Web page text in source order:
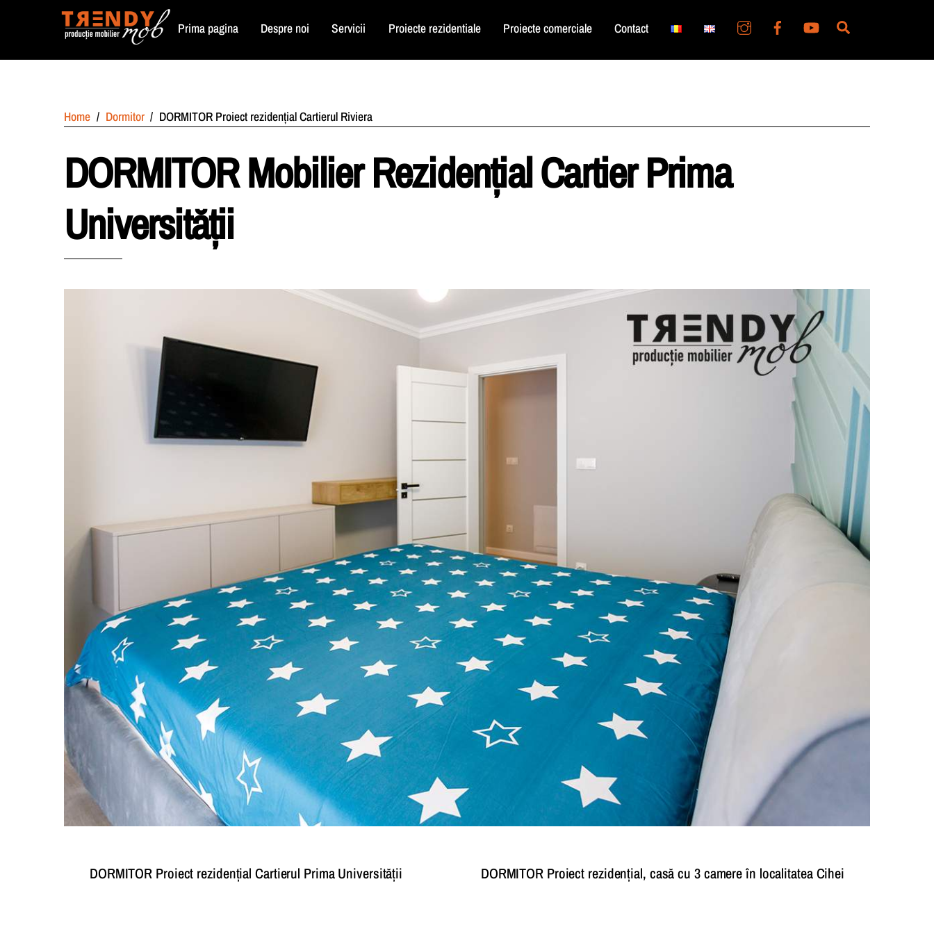
Prima pagina Despre noi Servicii Proiecte rezidentiale Proiecte comerciale Contact
Home / Dormitor / DORMITOR Proiect rezidențial Cartierul Riviera
DORMITOR Mobilier Rezidențial Cartier Prima
Universității
DORMITOR Proiect rezidențial Cartierul Prima Universității DORMITOR Proiect rezidențial, casă cu 3 camere în localitatea Cihei